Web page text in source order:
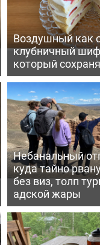
Воздушный как
клубничный
который
Небанальный
куда тайно
без виз, толп
адской жары